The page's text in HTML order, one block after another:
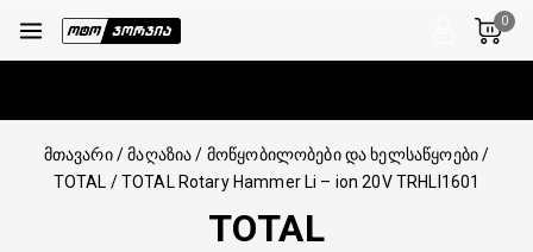
0
მთავარი / მაღაზია / მოწყობილობები და ხელსაწყოები/
TOTAL / TOTAL Rotary Hammer Li – ion 20V TRHLI1601
TOTAL